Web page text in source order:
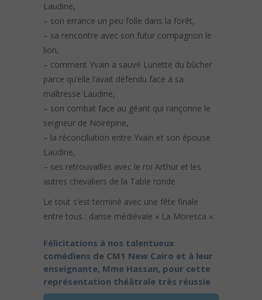
Laudine,
– son errance un peu folle dans la forêt,
– sa rencontre avec son futur compagnon le
lion,
– comment Yvain a sauvé Lunette du bûcher
parce qu’elle l’avait défendu face à sa
maîtresse Laudine,
– son combat face au géant qui rançonne le
seigneur de Noirépine,
– la réconciliation entre Yvain et son épouse
Laudine,
– ses retrouvailles avec le roi Arthur et les
autres chevaliers de la Table ronde
Le tout s’est terminé avec une fête finale
entre tous : danse médiévale « La Moresca ».
Félicitations à nos talentueux
comédiens de CM1 New Cairo et à leur
enseignante, Mme Hassan, pour cette
représentation théâtrale très réussie